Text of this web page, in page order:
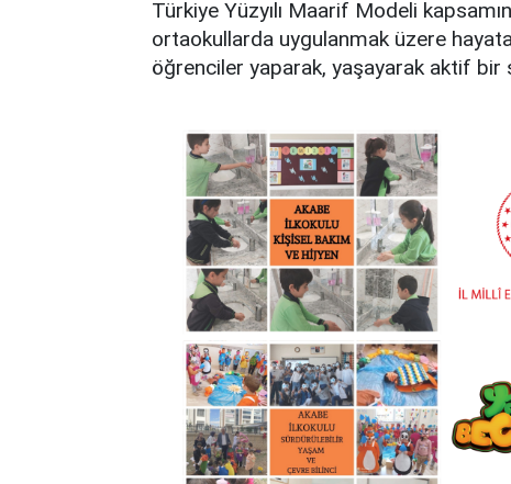
Türkiye Yüzyılı Maarif Modeli
ortaokullarda uygulanmak üzere
öğrenciler yaparak, yaşayarak aktif bir